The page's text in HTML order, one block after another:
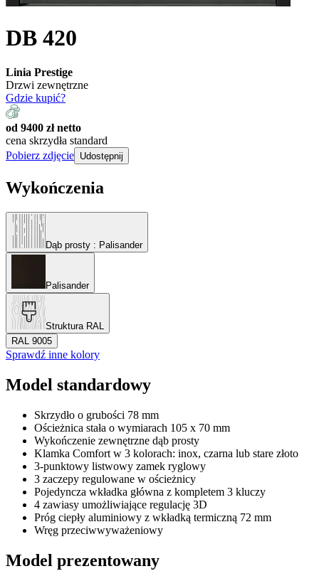
DB 420
Linia Prestige
Drzwi zewnętrzne
Gdzie kupić?
od 9400 zł netto
cena skrzydła standard
Pobierz zdjęcie Udostępnij
Wykończenia
Dąb prosty : Palisander
Palisander
Struktura RAL
RAL 9005
Sprawdź inne kolory
Model standardowy
Skrzydło o grubości 78 mm
Ościeżnica stała o wymiarach 105 x 70 mm
Wykończenie zewnętrzne dąb prosty
Klamka Comfort w 3 kolorach: inox, czarna lub stare złoto
3-punktowy listwowy zamek ryglowy
3 zaczepy regulowane w ościeżnicy
Pojedyncza wkładka główna z kompletem 3 kluczy
4 zawiasy umożliwiające regulację 3D
Próg ciepły aluminiowy z wkładką termiczną 72 mm
Wręg przeciwwyważeniowy
Model prezentowany